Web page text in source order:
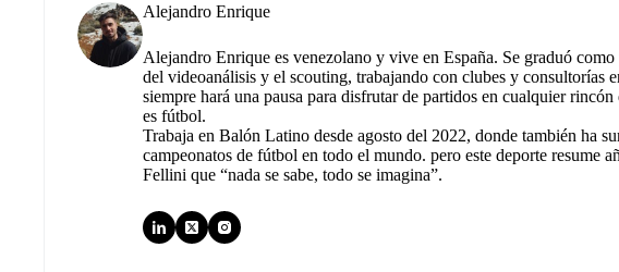
Alejandro Enrique
Alejandro Enrique es venezolano y vive en España. Se graduó
del videoanálisis y el scouting, trabajando con clubes y consultorías
siempre hará una pausa para disfrutar de partidos en cualquier
es fútbol.
Trabaja en Balón Latino desde agosto del 2022, donde también ha
campeonatos de fútbol en todo el mundo. pero este deporte resume
Fellini que “nada se sabe, todo se imagina”.